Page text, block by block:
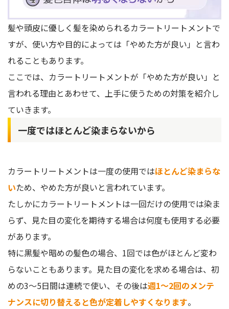
髪や頭皮に優しく髪を染められるカラートリートメントで
すが、使い方や目的によっては「やめた方が良い」と言わ
れることもあります。
ここでは、カラートリートメントが「やめた方が良い」と
言われる理由とあわせて、上手に使うための対策を紹介し
ていきます。
一度ではほとんど染まらないから
カラートリートメントは一度の使用ではほとんど染まらな
いため、やめた方が良いと言われています。
たしかにカラートリートメントは一回だけの使用では染ま
らず、見た目の変化を期待する場合は何度も使用する必要
があります。
特に黒髪や暗めの髪色の場合、1回では色がほとんど変わ
らないこともあります。見た目の変化を求める場合は、初
めの3〜5日間は連続で使い、その後は週1〜2回のメンテ
ナンスに切り替えると色が定着しやすくなります。